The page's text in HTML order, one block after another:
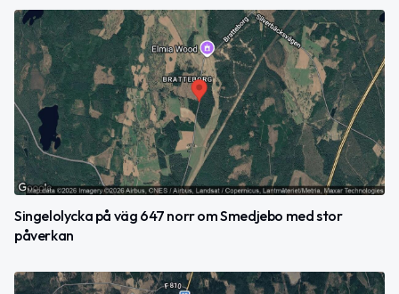
Singelolycka på väg 647 norr om Smedjebo med stor
påverkan